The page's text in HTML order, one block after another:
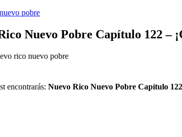
pobre
Nuevo Pobre Capítulo 122 –
encontrarás: Nuevo Rico Nuevo Pobre Capítulo 122